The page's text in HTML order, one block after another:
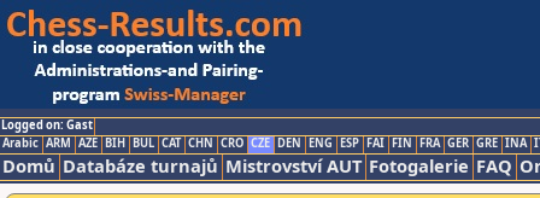
Logged on: Gast
Arabic ARM AZE BIH BUL CAT CHN CRO CZE DEN ENG ESP FAI FIN FRA GER GRE INA
Domů Databáze turnajů Mistrovství AUT Fotogalerie FAQ